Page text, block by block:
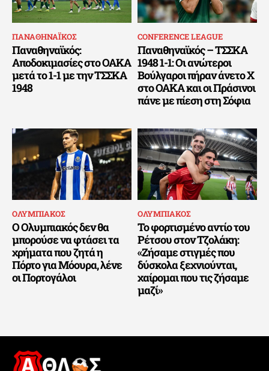
ΠΑΝΑΘΗΝΑΪΚΟΣ
Παναθηναϊκός:
Αποδοκιμασίες στο ΟΑΚΑ
μετά το 1-1 με την ΤΣΣΚΑ
1948
CONFERENCE LEAGUE
Παναθηναϊκός – ΤΣΣΚΑ
1948 1-1: Οι ανώτεροι
Βούλγαροι πήραν άνετο Χ
στο ΟΑΚΑ και οι Πράσινοι
πάνε με πίεση στη Σόφια
ΟΛΥΜΠΙΑΚΟΣ
Ο Ολυμπιακός δεν θα
μπορούσε να φτάσει τα
χρήματα που ζητά η
Πόρτο για Μόουρα, λένε
οι Πορτογάλοι
ΟΛΥΜΠΙΑΚΟΣ
Το φορτισμένο αντίο του
Ρέτσου στον Τζολάκη:
«Ζήσαμε στιγμές που
δύσκολα ξεχνιούνται,
χαίρομαι που τις ζήσαμε
μαζί»